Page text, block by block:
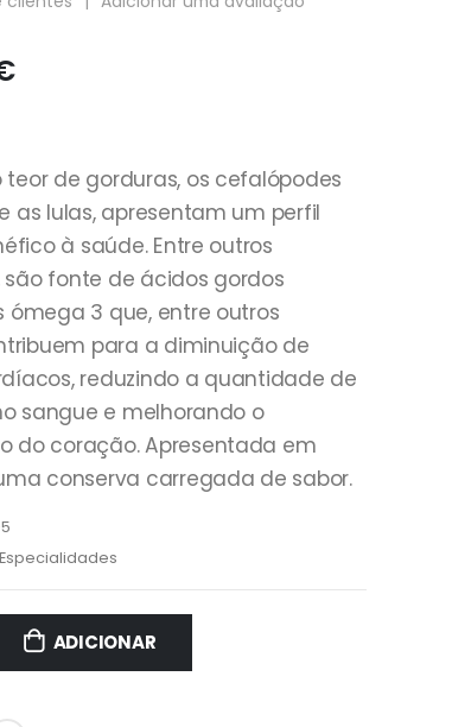
teor de gorduras, os cefalópodes
as lulas, apresentam um perfil
à saúde. Entre outros
fonte de ácidos gordos
ómega 3 que, entre outros
para a diminuição de
reduzindo a quantidade de
sangue e melhorando o
do coração. Apresentada em
conserva carregada de sabor.
Especialidades
ADICIONAR